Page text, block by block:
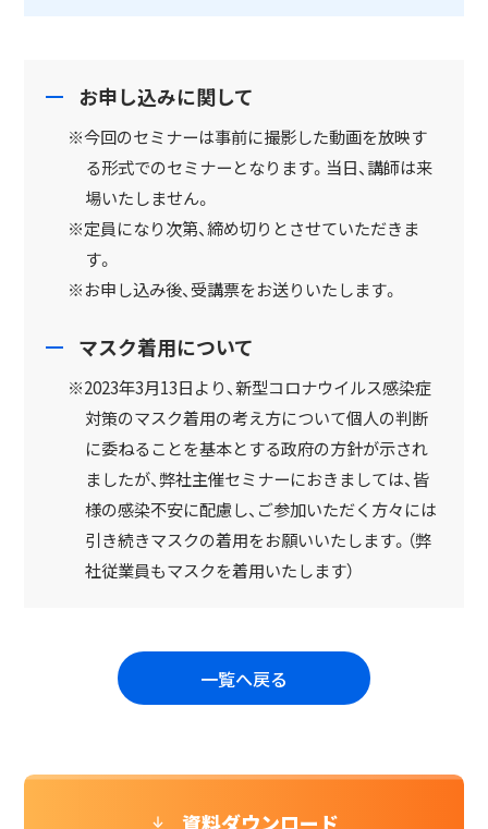
お申し込みに関して
※今回のセミナーは事前に撮影した動画を放映す
る形式でのセミナーとなります。当日、講師は来
場いたしません。
※定員になり次第、締め切りとさせていただきま
す。
※お申し込み後、受講票をお送りいたします。
マスク着用について
※2023年3月13日より、新型コロナウイルス感染症
対策のマスク着用の考え方について個人の判断
に委ねることを基本とする政府の方針が示され
ましたが、弊社主催セミナーにおきましては、皆
様の感染不安に配慮し、ご参加いただく方々には
引き続きマスクの着用をお願いいたします。（弊
社従業員もマスクを着用いたします）
一覧へ戻る